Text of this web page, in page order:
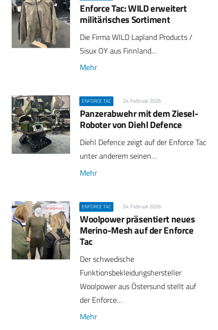
Enforce Tac: WILD erweitert
militärisches Sortiment
Die Firma WILD Lapland Products /
Sisux OY aus Finnland…
Mehr
ENFORCE TAC 24. Februar 2026
Panzerabwehr mit dem Ziesel-
Roboter von Diehl Defence
Diehl Defence zeigt auf der Enforce Tac
unter anderem seinen…
Mehr
ENFORCE TAC 24. Februar 2026
Woolpower präsentiert neues
Merino-Mesh auf der Enforce
Tac
Der schwedische
Funktionsbekleidungshersteller
Woolpower aus Östersund stellt auf
der Enforce…
Mehr